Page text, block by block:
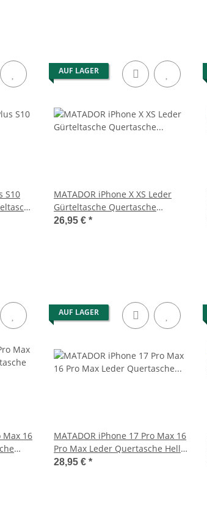
S10
AUF LAGER
MATADOR iPhone X XS Leder
Gürteltasche Quertasche
Tabacco Braun
26,95 € *
Max 16
AUF LAGER
MATADOR iPhone 17 Pro Max 16
Pro Max Leder Quertasche Hell
Braun
28,95 € *